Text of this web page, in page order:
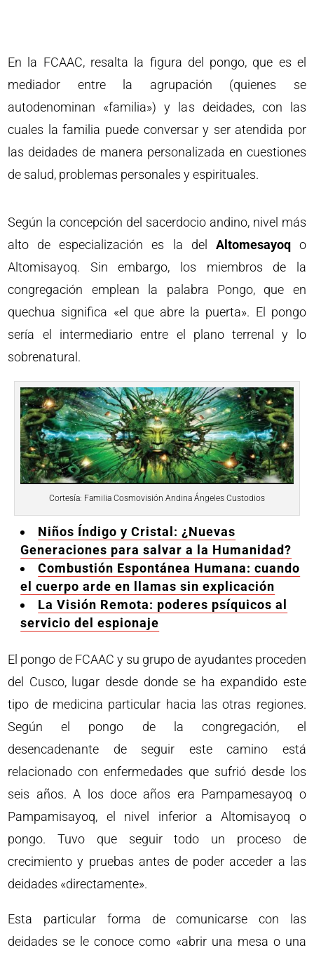
En la FCAAC, resalta la figura del pongo, que es el
mediador entre la agrupación (quienes se
autodenominan «familia») y las deidades, con las
cuales la familia puede conversar y ser atendida por
las deidades de manera personalizada en cuestiones
de salud, problemas personales y espirituales.
Según la concepción del sacerdocio andino, nivel más
alto de especialización es la del Altomesayoqo
Altomisayoq. Sin embargo, los miembros de la
congregación emplean la palabra Pongo, que en
quechua significa «el que abre la puerta». El pongo
sería el intermediario entre el plano terrenal y lo
sobrenatural.
Cortesía: Familia Cosmovisión Andina Ángeles Custodios
Niños Índigo y Cristal: ¿Nuevas
Generaciones para salvar a la Humanidad?
Combustión Espontánea Humana: cuando
el cuerpo arde en llamas sin explicación
La Visión Remota: poderes psíquicos al
servicio del espionaje
El pongo de FCAAC y su grupo de ayudantes proceden
del Cusco, lugar desde donde se ha expandido este
tipo de medicina particular hacia las otras regiones.
Según el pongo de la congregación, el
desencadenante de seguir este camino está
relacionado con enfermedades que sufrió desde los
seis años. A los doce años era Pampamesayoq o
Pampamisayoq, el nivel inferior a Altomisayoq o
pongo. Tuvo que seguir todo un proceso de
crecimiento y pruebas antes de poder acceder a las
deidades «directamente».
Esta particular forma de comunicarse con las
deidades se le conoce como «abrir una mesa o una